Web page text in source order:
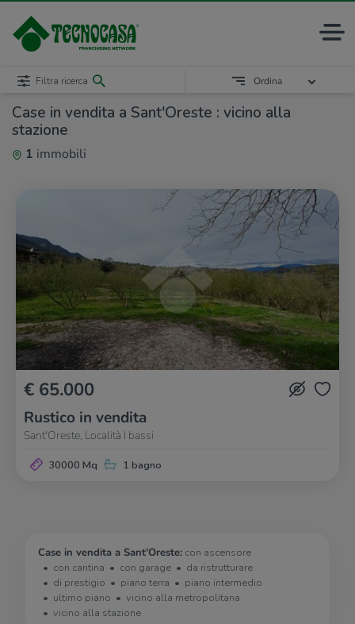
Case in vendita a Sant'Oreste : vicino alla
stazione
1 immobili
Filtra ricerca Ordina
€ 65.000
Rustico in vendita
Sant'Oreste, Località I bassi
30000 Mq 1 bagno
Case in vendita a Sant'Oreste: con ascensore
con cantina
con garage
da ristrutturare
di prestigio
piano terra
piano intermedio
ultimo piano
vicino alla metropolitana
vicino alla stazione